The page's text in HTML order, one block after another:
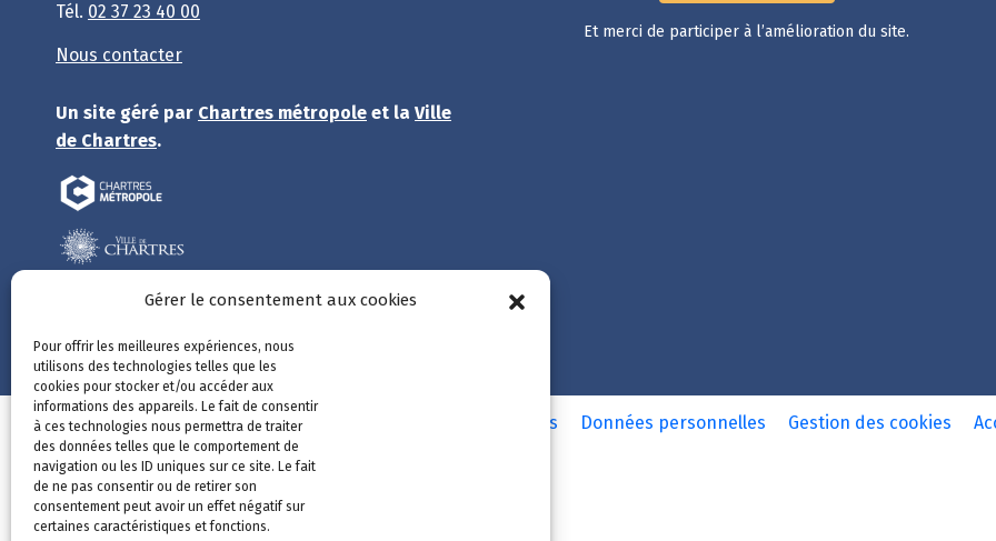
Tél. 02 37 23 40 00
Nous contacter
Un site géré par Chartres métropole et la Ville
de Chartres.
v2.3, une solution open sourceSociété
Et merci de participer à l’amélioration du site.
Mentions légales Données personnelles Gestion des cookies
Gérer le consentement aux cookies
Pour offrir les meilleures expériences, nous
utilisons des technologies telles que les
cookies pour stocker et/ou accéder aux
informations des appareils. Le fait de consentir
à ces technologies nous permettra de traiter
des données telles que le comportement de
navigation ou les ID uniques sur ce site. Le fait
de ne pas consentir ou de retirer son
consentement peut avoir un effet négatif sur
certaines caractéristiques et fonctions.